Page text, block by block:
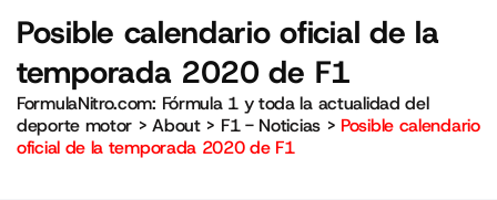
Posible calendario oficial de la
temporada 2020 de F1
FormulaNitro.com: Fórmula 1 y toda la actualidad del
deporte motor >About> F1 - Noticias> Posible calendario
oficial de la temporada 2020 de F1